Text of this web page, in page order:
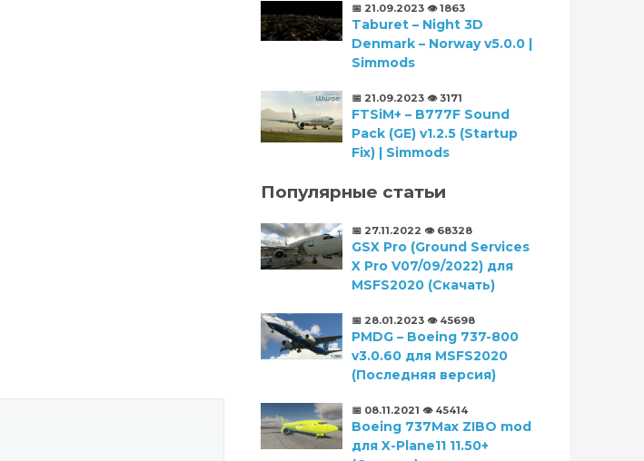
📅 21.09.2023 👁️ 1863
Taburet – Night 3D
Denmark – Norway v5.0.0 |
Simmods
📅 21.09.2023 👁️ 3171
FTSiM+ – B777F Sound
Pack (GE) v1.2.5 (Startup
Fix) | Simmods
Популярные статьи
📅 27.11.2022 👁️ 68328
GSX Pro (Ground Services
X Pro V07/09/2022) для
MSFS2020 (Скачать)
📅 28.01.2023 👁️ 45698
PMDG – Boeing 737-800
v3.0.60 для MSFS2020
(Последняя версия)
📅 08.11.2021 👁️ 45414
Boeing 737Max ZIBO mod
для X-Plane11 11.50+